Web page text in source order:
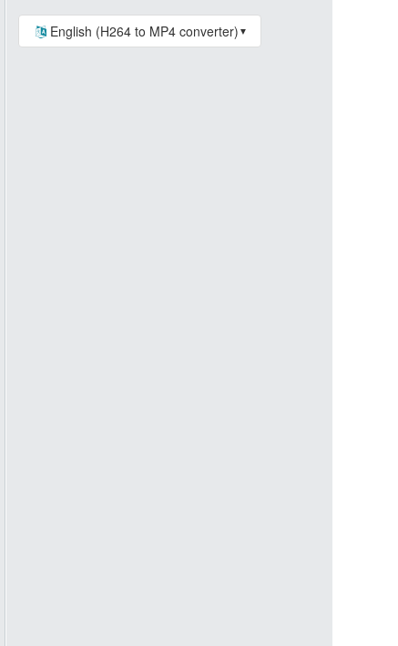
English (H264 to MP4 converter) ▼